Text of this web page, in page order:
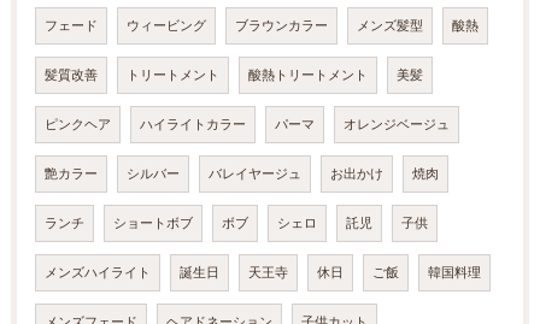
フェード ウィービング ブラウンカラー メンズ髪型 酸熱
髪質改善 トリートメント 酸熱トリートメント 美髪
ピンクヘア ハイライトカラー パーマ オレンジベージュ
艶カラー シルバー バレイヤージュ お出かけ 焼肉
ランチ ショートボブ ボブ シェロ 託児 子供
メンズハイライト 誕生日 天王寺 休日 ご飯 韓国料理